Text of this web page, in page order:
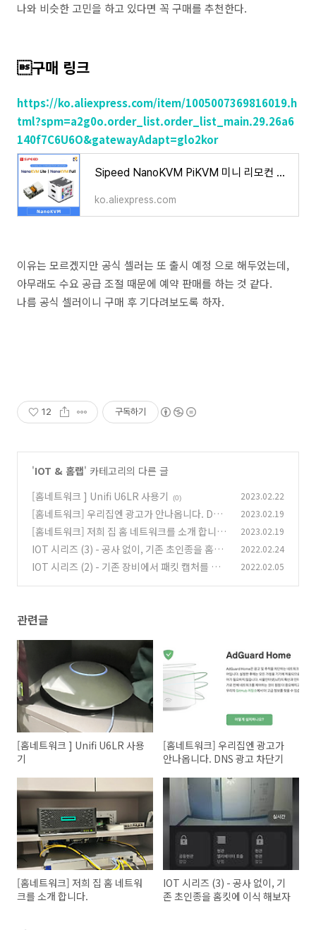
나와 비슷한 고민을 하고 있다면 꼭 구매를 추천한다.
구매 링크
https://ko.aliexpress.com/item/1005007369816019.h
tml?spm=a2g0o.order_list.order_list_main.29.26a6
140f7C6U6O&gatewayAdapt=glo2kor
Sipeed NanoKVM PiKVM 미니 리모컨 작동 및 유지 보수 서버, HDMI 라즈베리 파이 - AliExpress 7
ko.aliexpress.com
이유는 모르겠지만 공식 셀러는 또 출시 예정 으로 해두었는데,
아무래도 수요 공급 조절 때문에 예약 판매를 하는 것 같다.
나름 공식 셀러이니 구매 후 기다려보도록 하자.
12 구독하기
'IOT & 홈랩' 카테고리의 다른 글
[홈네트워크 ] Unifi U6LR 사용기
(0) 2023.02.22
[홈네트워크] 우리집엔 광고가 안나옵니다. DNS
광고 차단기
(1)
2023.02.19
[홈네트워크] 저희 집 홈 네트워크를 소개 합니
다.
(0)
2023.02.19
IOT 시리즈 (3) - 공사 없이, 기존 초인종을 홈킷
에 이식 해보자
(0)
2022.02.24
IOT 시리즈 (2) - 기존 장비에서 패킷 캡처를 해
2022.02.05
관련글
[홈네트워크 ] Unifi U6LR 사용
기
[홈네트워크] 우리집엔 광고가
안나옵니다. DNS 광고 차단기
[홈네트워크] 저희 집 홈 네트워
크를 소개 합니다.
IOT 시리즈 (3) - 공사 없이, 기
존 초인종을 홈킷에 이식 해보자